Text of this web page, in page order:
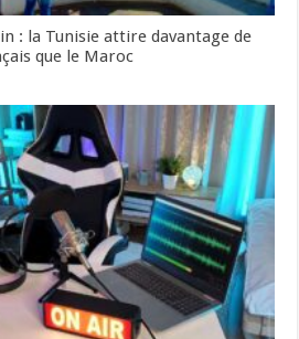
: la Tunisie attire davantage de
que le Maroc